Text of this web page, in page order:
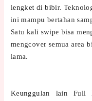
lengket di bibir.
ini mampu bertahan
Satu kali swipe bisa
mengcover semua area
lama.
Keunggulan lain Full